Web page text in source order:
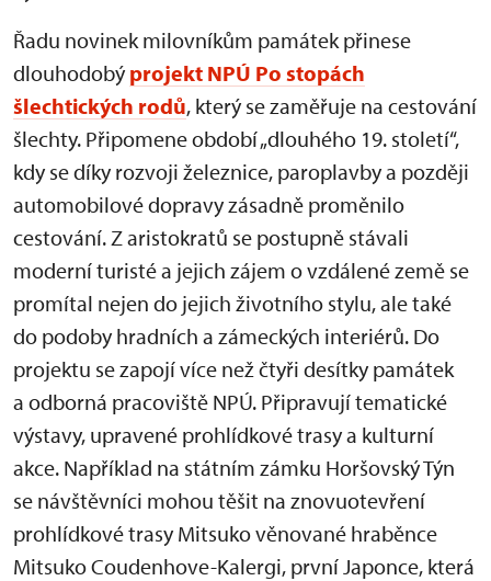
Řadu novinek milovníkům památek přinese
dlouhodobý projekt NPÚ Po stopách
šlechtických rodů, který se zaměřuje na cestování
šlechty. Připomene období „dlouhého 19. století“,
kdy se díky rozvoji železnice, paroplavby a později
automobilové dopravy zásadně proměnilo
cestování. Z aristokratů se postupně stávali
moderní turisté a jejich zájem o vzdálené země se
promítal nejen do jejich životního stylu, ale také
do podoby hradních a zámeckých interiérů. Do
projektu se zapojí více než čtyři desítky památek
a odborná pracoviště NPÚ. Připravují tematické
výstavy, upravené prohlídkové trasy a kulturní
akce. Například na státním zámku Horšovský Týn
se návštěvníci mohou těšit na znovuotevření
prohlídkové trasy Mitsuko věnované hraběnce
Mitsuko Coudenhove-Kalergi, první Japonce, která